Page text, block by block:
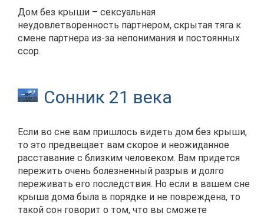
Дом без крыши – сексуальная
неудовлетворенность партнером, скрытая тяга к
смене партнера из-за непонимания и постоянных
ссор.
Сонник 21 века
Если во сне вам пришлось видеть дом без крыши,
то это предвещает вам скорое и неожиданное
расставание с близким человеком. Вам придется
пережить очень болезненный разрыв и долго
переживать его последствия. Но если в вашем сне
крыша дома была в порядке и не повреждена, то
такой сон говорит о том, что вы сможете